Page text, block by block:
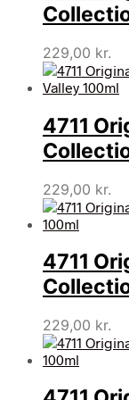
229,00 kr.
4711
229,00 kr.
4711
229,00 kr.